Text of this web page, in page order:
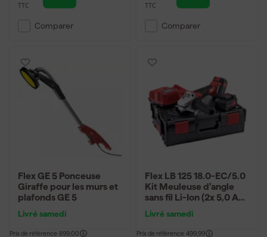
TTC
Comparer
TTC
Comparer
Flex GE 5 Ponceuse
Giraffe pour les murs et
plafonds GE 5
Livré samedi
Prix de référence 899,00
Flex LB 125 18.0-EC/5.0
Kit Meuleuse d'angle
sans fil Li-Ion (2x 5,0 Ah)
variable - 18 V
Livré samedi
Prix de référence 499,99